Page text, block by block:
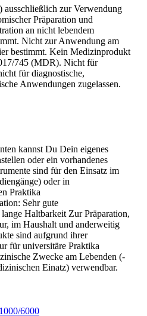
ausschließlich zur Verwendung
Präparation und
an nicht lebendem
Nicht zur Anwendung am
bestimmt. Kein Medizinprodukt
745 (MDR). Nicht für
für diagnostische,
Anwendungen zugelassen.
kannst Du Dein eigenes
oder ein vorhandenes
sind für den Einsatz im
oder in
Praktika
Sehr gute
Haltbarkeit Zur Präparation,
im Haushalt und anderweitig
sind aufgrund ihrer
für universitäre Praktika
Zwecke am Lebenden (-
Einatz) verwendbar.